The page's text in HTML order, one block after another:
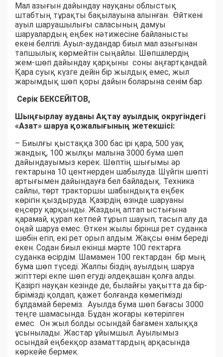
Мал азығын дайындау науқаны облыстық
штабтың тұрақты бақылауына алынған. Өйткені
ауыл шаруашылығы саласының дамуы
шаруалардың еңбек нәтижесіне байланысты
екені белгілі. Ауыл-аудандар биыл мал азығынан
тапшылық көрмейтін сыңайлы. Шөпшілердің
жем-шөп дайындау қарқыны соны аңғартқандай.
Қара суық күзге дейін бір жылдық емес, жыл
жарымдық шөп қоры дайын боларына сенім бар.
Серік БЕКСЕЙІТОВ,
Шыңғырлау ауданы Ақтау ауылдық округіндегі
«Азат» шаруа қожалығының жетекшісі:
– Биылғы қыстаққа 300 бас ірі қара, 500 уақ
жандық, 100 жылқы малына 3000 бума шөп
дайындауымыз керек. Шөптің шығымы әр
гектарына 10 центнерден шабылуда. Шүйгін шөпті
артығымен дайындауға бел байладық. Техника
сайлы, төрт тракторшы шабындықта еңбек
көрігін қыздыруда. Қазірдің өзінде шаруаны
еңсеру қарқынды. Жаздың аптап ыстығына
қарамай, қурап кетпей тұрып шауып, тасып алу да
оңай шаруа емес. Өткен жылы бірінші рет суданка
шөбін егіп, екі рет орып алдым. Жақсы өнім береді
екен. Содан биыл екінші мәрте 100 гектарға
суданка өсірдім. Шамамен 100 гектардан бір мың
бума шөп түседі. Жалпы біздің ауылдың шаруа
жігіттері екпе шөп егуді әлдеқашан қолға алды.
Қазіргі науқан кезінде де, былайғы уақытта да бір-
бірімізді қолдап, қажет болғанда көмегімізді
бұлдамай береміз. Ауылда бума шөп бағасы 3000
теңге шамасында. Бұдан жоғары көтерілген
емес. Он жыл болды осындай бағамен халыққа
ұсынылады. Жастар ұйымшыл. Ауылымыз
осындай еңбекқор азаматтардың арқасында
көркейе бермек.